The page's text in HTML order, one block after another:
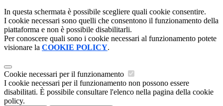
In questa schermata è possibile scegliere quali cookie consentire.
I cookie necessari sono quelli che consentono il funzionamento della
piattaforma e non è possibile disabilitarli.
Per conoscere quali sono i cookie necessari al funzionamento potete
visionare la COOKIE POLICY.
Cookie necessari per il funzionamento
I cookie necessari per il funzionamento non possono essere
disabilitati. È possibile consultare l'elenco nella pagina della cookie
policy.